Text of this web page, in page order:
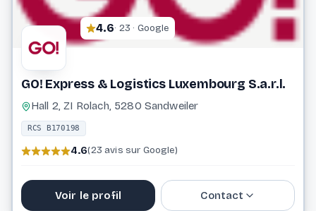
4.6· 23 · Google
GO! Express & Logistics Luxembourg S.a.r.l.
Hall 2, ZI Rolach, 5280 Sandweiler
RCS B170198
4.6(23 avis sur Google)
Voir le profil Contact